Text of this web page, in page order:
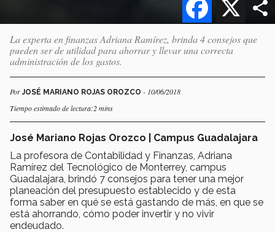
La experta en finanzas Adriana Ramírez, brinda 4 consejos que
pueden ser de utilidad para ahorrar y llevar una correcta
administración de los gastos.
PorJOSÉ MARIANO ROJAS OROZCO - 10/06/2018
Tiempo estimado de lectura:2 mins
José Mariano Rojas Orozco | Campus Guadalajara
La profesora de Contabilidad y Finanzas, Adriana
Ramírez del Tecnológico de Monterrey, campus
Guadalajara, brindó 7 consejos para tener una mejor
planeación del presupuesto establecido y de esta
forma saber en qué se está gastando de más, en que se
está ahorrando, cómo poder invertir y no vivir
endeudado.